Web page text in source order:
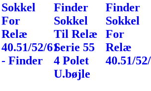
Sokkel
For
Relæ
40.51/52/61
- Finder
Finder
Sokkel
Til Relæ
Serie 55
4 Polet
U.bøjle
Finder
Sokkel
For
Relæ
40.51/